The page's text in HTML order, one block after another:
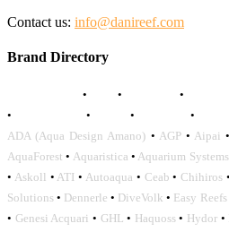
Contact us: info@danireef.com
Brand Directory
• • •
•
• • •
ADA (Aqua Design Amano) • AGP• Aipai •
AquaForest • Aquaristica • Aquarium
• Askoll • ATI • Autoaqua • Ceab • Chihiros •
Solutions • Dennerle • DiveVolk • Easy Reefs
• Genesi Acquari • GHL • Haquoss• Hydor •